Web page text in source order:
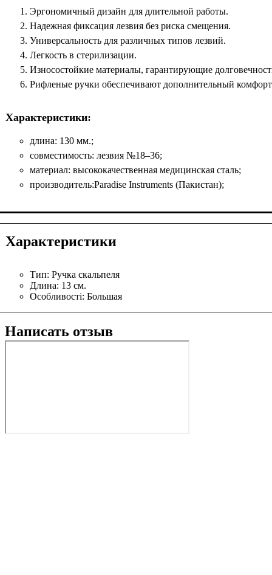
Эргономичный дизайн для длительной работы.
Надежная фиксация лезвия без риска смещения.
Универсальность для различных типов лезвий.
Легкость в стерилизации.
Износостойкие материалы, гарантирующие
Рифленые ручки обеспечивают дополнительный
Характеристики:
длина: 130 мм.;
совместимость: лезвия №18–36;
материал: высококачественная медицинская сталь;
производитель:Paradise Instruments (Пакистан);
Характеристики
Тип: Ручка скальпеля
Длина: 13 см.
Особливості: Большая
Написать отзыв